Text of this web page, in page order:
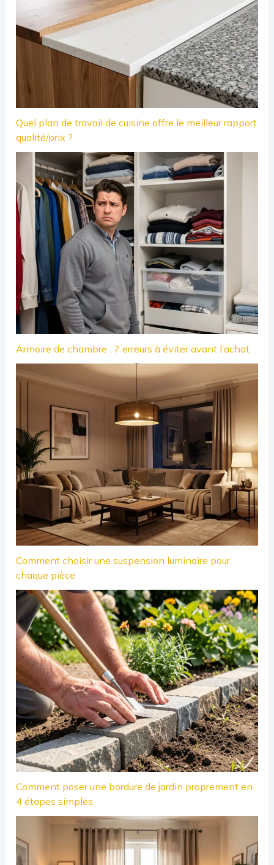
Quel plan de travail de cuisine offre le meilleur rapport
qualité/prix ?
Armoire de chambre : 7 erreurs à éviter avant l’achat
Comment choisir une suspension luminaire pour
chaque pièce
Comment poser une bordure de jardin proprement en
4 étapes simples